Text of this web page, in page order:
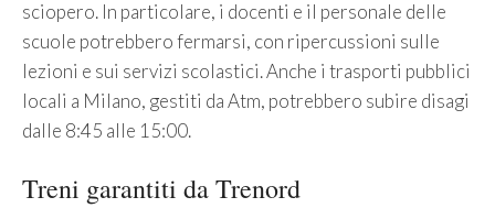
sciopero. In particolare, i docenti e il personale delle
scuole potrebbero fermarsi, con ripercussioni sulle
lezioni e sui servizi scolastici. Anche i trasporti pubblici
locali a Milano, gestiti da Atm, potrebbero subire disagi
dalle 8:45 alle 15:00.
Treni garantiti da Trenord